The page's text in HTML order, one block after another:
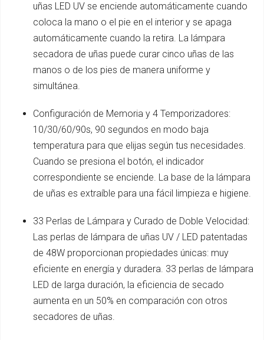
uñas LED UV se enciende automáticamente cuando
coloca la mano o el pie en el interior y se apaga
automáticamente cuando la retira. La lámpara
secadora de uñas puede curar cinco uñas de las
manos o de los pies de manera uniforme y
simultánea.
Configuración de Memoria y 4 Temporizadores:
10/30/60/90s, 90 segundos en modo baja
temperatura para que elijas según tus necesidades.
Cuando se presiona el botón, el indicador
correspondiente se enciende. La base de la lámpara
de uñas es extraíble para una fácil limpieza e higiene.
33 Perlas de Lámpara y Curado de Doble Velocidad:
Las perlas de lámpara de uñas UV / LED patentadas
de 48W proporcionan propiedades únicas: muy
eficiente en energía y duradera. 33 perlas de lámpara
LED de larga duración, la eficiencia de secado
aumenta en un 50% en comparación con otros
secadores de uñas.